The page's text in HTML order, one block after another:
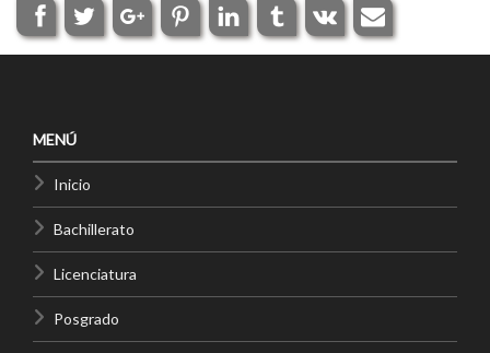
MENÚ
Inicio
Bachillerato
Licenciatura
Posgrado